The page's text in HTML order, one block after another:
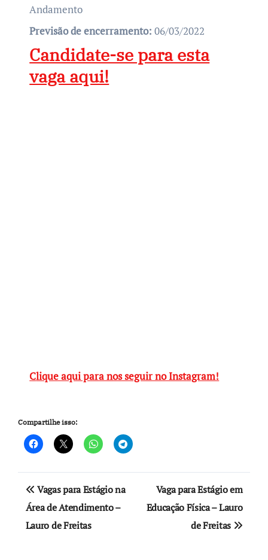
Andamento
Previsão de encerramento: 06/03/2022
Candidate-se para esta
vaga aqui!
Clique aqui para nos seguir no Instagram!
Compartilhe isso:
Navegação
de
Post
Vagas para Estágio na
Área de Atendimento –
Lauro de Freitas
Vaga para Estágio em
Educação Física – Lauro
de Freitas